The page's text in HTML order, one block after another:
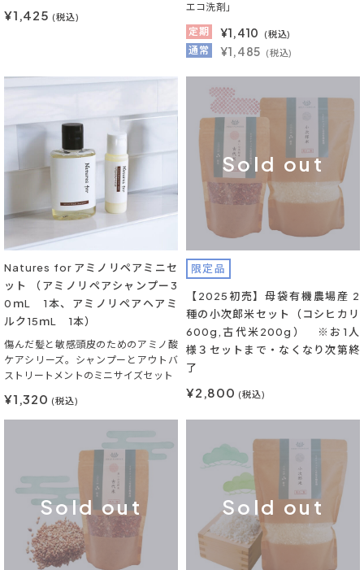
¥1,425 (税込)
エコ洗剤」
定期
¥1,410 (税込)
通常 ¥1,485 (税込)
Natures for アミノリペアミニセ
ット （アミノリペアシャンプー3
0ｍL 1本、アミノリペアヘアミ
ルク15ｍL 1本）
傷んだ髪と敏感頭皮のためのアミノ酸
ケアシリーズ。シャンプーとアウトバ
ストリートメントのミニサイズセット
¥1,320 (税込)
Sold out
限定品
【2025初売】母袋有機農場産 2
種の小次郎米セット（コシヒカリ
600g,古代米200g） ※お1人
様３セットまで・なくなり次第終
了
¥2,800 (税込)
Sold out Sold out